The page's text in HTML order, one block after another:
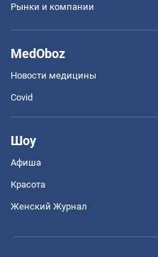
Рынки и компании
MedOboz
Новости медицины
Covid
Шоу
Афиша
Красота
Женский Журнал